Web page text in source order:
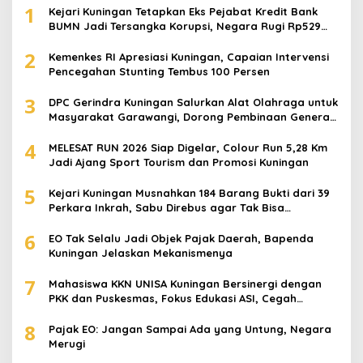
1
Kejari Kuningan Tetapkan Eks Pejabat Kredit Bank
BUMN Jadi Tersangka Korupsi, Negara Rugi Rp529
2
Kemenkes RI Apresiasi Kuningan, Capaian Intervensi
Pencegahan Stunting Tembus 100 Persen
3
DPC Gerindra Kuningan Salurkan Alat Olahraga untuk
Masyarakat Garawangi, Dorong Pembinaan Generasi
4
MELESAT RUN 2026 Siap Digelar, Colour Run 5,28 Km
Jadi Ajang Sport Tourism dan Promosi Kuningan
5
Kejari Kuningan Musnahkan 184 Barang Bukti dari 39
Perkara Inkrah, Sabu Direbus agar Tak Bisa
6
EO Tak Selalu Jadi Objek Pajak Daerah, Bapenda
Kuningan Jelaskan Mekanismenya
7
Mahasiswa KKN UNISA Kuningan Bersinergi dengan
PKK dan Puskesmas, Fokus Edukasi ASI, Cegah
8
Pajak EO: Jangan Sampai Ada yang Untung, Negara
Merugi